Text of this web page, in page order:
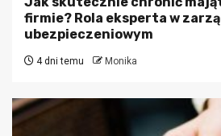
firmie? Rola eksperta w
ubezpieczeniowym
4 dni temu Monika